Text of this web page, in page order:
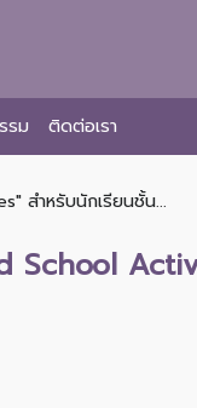
รม ติดต่อเรา
สำหรับนักเรียนชั้น...
School